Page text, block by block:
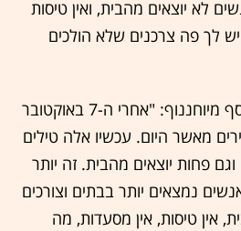
לא יוצאים מהבית, ואין טיסות
לך פה צרכנים שלא הולכים
תמונה דומה מצייר עוז יוסף מיוחננוף: "אחרי ה-7 באוקטובר
מאשר היום. עכשיו אלה טילים
פחות יוצאים מהבית. זה יותר
נמצאים יותר בבתים וצורכים
אין טיסות, אין מסעדות, מה